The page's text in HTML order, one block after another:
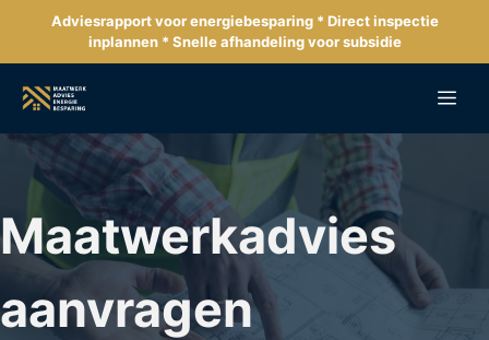
de
inhoud
Adviesrapport voor energiebesparing * Direct inspectie
inplannen * Snelle afhandeling voor subsidie
Maatwerkadvies
aanvragen